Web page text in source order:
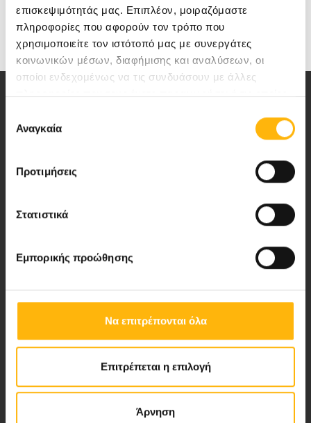
επισκεψιμότητάς μας. Επιπλέον, μοιραζόμαστε
πληροφορίες που αφορούν τον τρόπο που
χρησιμοποιείτε τον ιστότοπό μας με συνεργάτες
κοινωνικών μέσων, διαφήμισης και αναλύσεων, οι
οποίοι ενδεχομένως να τις συνδυάσουν με άλλες
πληροφορίες που τους έχετε παραχωρήσει ή τις οποίες
των υπηρεσιών τους.
συγκατάθεσης
Αναγκαία
Προτιμήσεις
Στατιστικά
Εμπορικής προώθησης
Να επιτρέπονται όλα
Επιτρέπεται η επιλογή
Άρνηση
Αποστολή μας να παρέχουμε υψηλής
ποιότητας ολοκληρωμένες υπηρεσίες
Περιοχή Ιατρών
Εκδηλώσεις
8ο χλμ. Π.Ε.Ο Λάρισας- Αθηνών, 41 500, Λάρισα
Τηλ. Κέντρο: 2410 996000,
thessalias@Iaso.gr
Επικοινωνία